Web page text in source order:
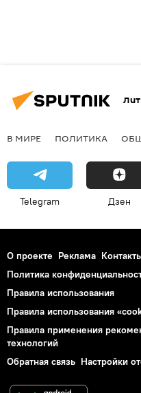
В МИРЕ ПОЛИТИКА
Telegram Дзен
О проекте Реклама
Политика
Правила использования
Правила использования
Правила применения
технологий
Обратная связь Настройки